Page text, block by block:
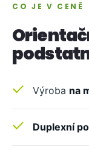
CO JE V CENĚ
Výroba na
Duplexní